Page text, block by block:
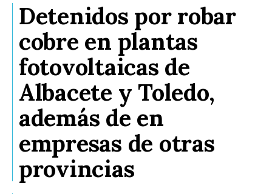
Detenidos por robar
cobre en plantas
fotovoltaicas de
Albacete y Toledo,
además de en
empresas de otras
provincias